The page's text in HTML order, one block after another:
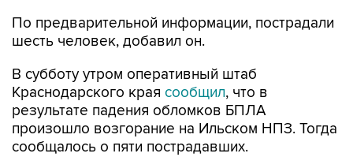
По предварительной информации, пострадали
шесть человек, добавил он.
В субботу утром оперативный штаб
Краснодарского края сообщил, что в
результате падения обломков БПЛА
произошло возгорание на Ильском НПЗ. Тогда
сообщалось о пяти пострадавших.